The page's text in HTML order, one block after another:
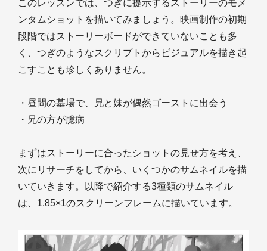
このレッスンでは、つぎに提示するストーリーのモメ
ンタムショットを描いてみましょう。映画制作の初期
段階ではストーリーボードができていないことも多
く、つぎのようなスクリプトからビジュアルを描き起
こすことも珍しくありません。
・昼間の墓場で、兄と妹が偶然ゴーストに出会う
・兄の方が臆病
まずはストーリーに合ったショットの見せ方を考え、
次にリサーチをしてから、いくつかのサムネイルを描
いていきます。以降で紹介する3種類のサムネイル
は、1.85×1のスクリーンフレームに描いています。